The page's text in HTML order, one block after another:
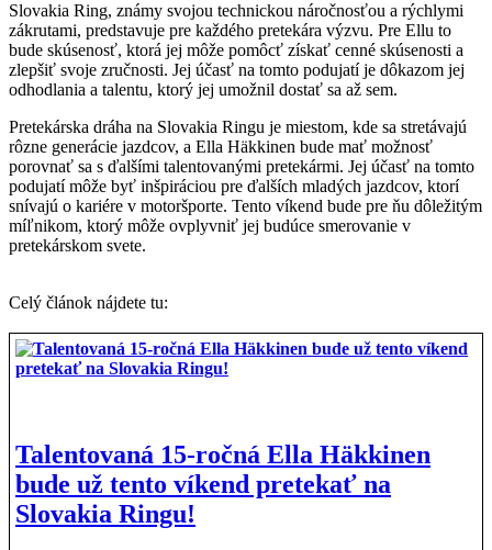
Slovakia Ring, známy svojou technickou náročnosťou a rýchlymi
zákrutami, predstavuje pre každého pretekára výzvu. Pre Ellu to
bude skúsenosť, ktorá jej môže pomôcť získať cenné skúsenosti a
zlepšiť svoje zručnosti. Jej účasť na tomto podujatí je dôkazom jej
odhodlania a talentu, ktorý jej umožnil dostať sa až sem.
Pretekárska dráha na Slovakia Ringu je miestom, kde sa stretávajú
rôzne generácie jazdcov, a Ella Häkkinen bude mať možnosť
porovnať sa s ďalšími talentovanými pretekármi. Jej účasť na tomto
podujatí môže byť inšpiráciou pre ďalších mladých jazdcov, ktorí
snívajú o kariére v motoršporte. Tento víkend bude pre ňu dôležitým
míľnikom, ktorý môže ovplyvniť jej budúce smerovanie v
pretekárskom svete.
Celý článok nájdete tu:
Talentovaná 15-ročná Ella Häkkinen
bude už tento víkend pretekať na
Slovakia Ringu!